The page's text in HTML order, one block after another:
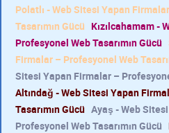
Polatlı - Web Sitesi Yapan
Tasarımın Gücü Kızılcahamam -
Profesyonel Web Tasarımın Gücü
Firmalar – Profesyonel Web
Sitesi Yapan Firmalar –
Altındağ - Web Sitesi Yapan
Tasarımın Gücü Ayaş - Web
Profesyonel Web Tasarımın Gücü